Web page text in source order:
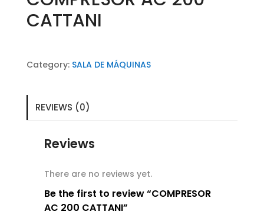
CATTANI
Category: SALA DE MÁQUINAS
REVIEWS (0)
Reviews
There are no reviews yet.
Be the first to review “COMPRESOR
AC 200 CATTANI”